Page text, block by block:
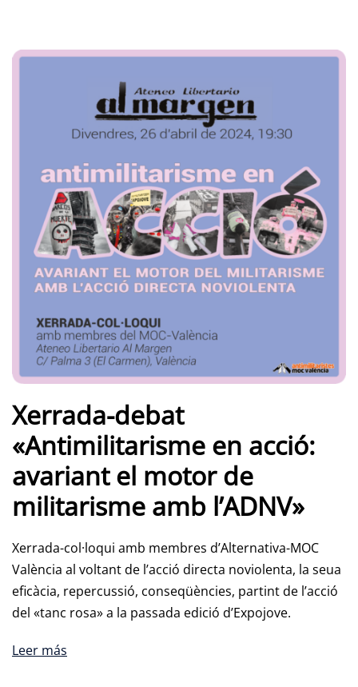
Xerrada-debat
«Antimilitarisme en acció:
avariant el motor de
militarisme amb l’ADNV»
Xerrada-col·loqui amb membres d’Alternativa-MOC
València al voltant de l’acció directa noviolenta, la seua
eficàcia, repercussió, conseqüències, partint de l’acció
del «tanc rosa» a la passada edició d’Expojove.
Leer más